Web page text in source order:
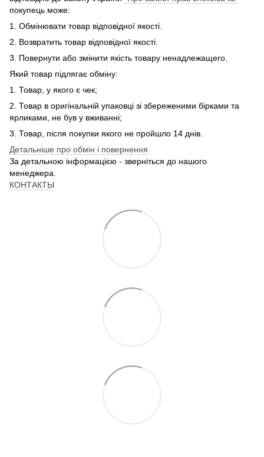
покупець може:
1. Обмінювати товар відповідної якості.
2. Возвратить товар відповідної якості.
3. Повернути або змінити якість товару ненадлежащего.
Який товар підлягає обміну:
1. Товар, у якого є чек;
2. Товар в оригінальній упаковці зі збереженими бірками та
ярликами, не був у вживанні;
3. Товар, після покупки якого не пройшло 14 днів.
Детальніше про обмін і повернення
За детальною інформацією - зверніться до нашого
менеджера.
КОНТАКТЫ